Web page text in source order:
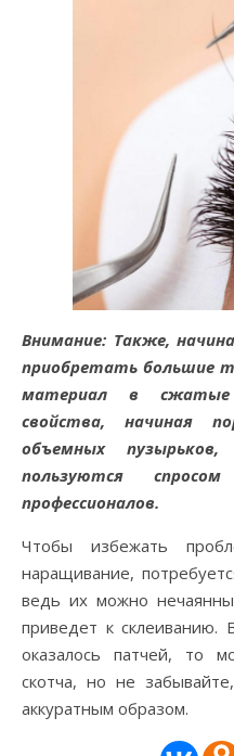
Внимание: Также,
приобретать большие
материал в
свойства, начиная
объемных
пользуются
профессионалов.
Чтобы избежать
наращивание,
ведь их можно
приведет к склеиванию.
оказалось патчей, то
скотча, но не
аккуратным образом.